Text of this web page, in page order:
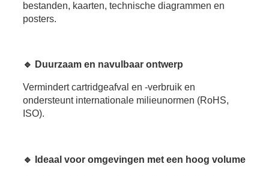
bestanden, kaarten, technische diagrammen en
posters.
🔹 Duurzaam en navulbaar ontwerp
Vermindert cartridgeafval en -verbruik en
ondersteunt internationale milieunormen (RoHS,
ISO).
🔹 Ideaal voor omgevingen met een hoog volume